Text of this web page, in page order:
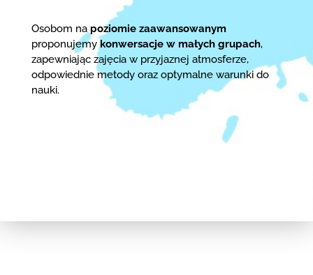
Osobom na poziomie zaawansowanym
proponujemykonwersacje w małych grupach,
zapewniając zajęcia w przyjaznej atmosferze,
odpowiednie metody oraz optymalne warunki do
nauki.